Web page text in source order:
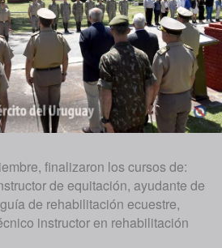
finalizaron los cursos de:
de equitación, ayudante de
de rehabilitación ecuestre,
instructor en rehabilitación